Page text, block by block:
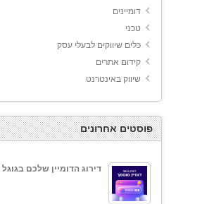
דומיינים
טכני
כלים שיווקים לבעלי עסק
קידום אתרים
שיווק באינטרנט
פוסטים אחרונים
דירוג הדומיין שלכם בגוגל